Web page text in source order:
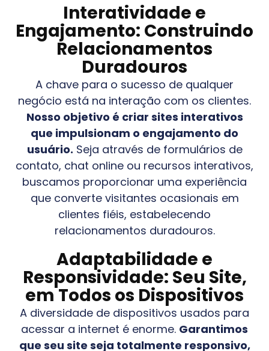
Interatividade e
Engajamento: Construindo
Relacionamentos
Duradouros
A chave para o sucesso de qualquer
negócio está na interação com os clientes.
Nosso objetivo é criar sites interativos
que impulsionam o engajamento do
usuário. Seja através de formulários de
contato, chat online ou recursos interativos,
buscamos proporcionar uma experiência
que converte visitantes ocasionais em
clientes fiéis, estabelecendo
relacionamentos duradouros.
Adaptabilidade e
Responsividade: Seu Site,
em Todos os Dispositivos
A diversidade de dispositivos usados para
acessar a internet é enorme. Garantimos
que seu site seja totalmente responsivo,